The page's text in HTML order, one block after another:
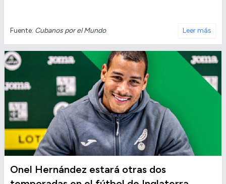
Fuente: Cubanos por el Mundo Leer más
Onel Hernández estará otras dos